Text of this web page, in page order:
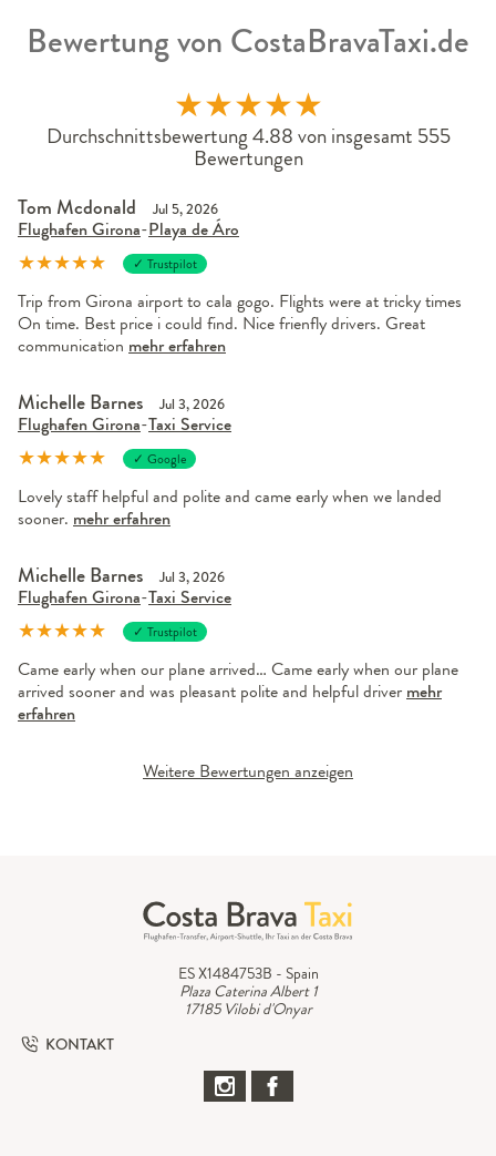
Bewertung von CostaBravaTaxi.de
★★★★★
Durchschnittsbewertung 4.88 von insgesamt 555
Bewertungen
Tom Mcdonald Jul 5, 2026
Flughafen Girona-Playa de Áro
★★★★★ ✓ Trustpilot
Trip from Girona airport to cala gogo. Flights were at tricky times
On time. Best price i could find. Nice frienfly drivers. Great
communication mehr erfahren
Michelle Barnes Jul 3, 2026
Flughafen Girona-Taxi Service
★★★★★ ✓ Google
Lovely staff helpful and polite and came early when we landed
sooner. mehr erfahren
Michelle Barnes Jul 3, 2026
Flughafen Girona-Taxi Service
★★★★★ ✓ Trustpilot
Came early when our plane arrived… Came early when our plane
arrived sooner and was pleasant polite and helpful driver mehr
erfahren
Weitere Bewertungen anzeigen
ES X1484753B - Spain
Plaza Caterina Albert 1
17185 Vilobi d'Onyar
KONTAKT